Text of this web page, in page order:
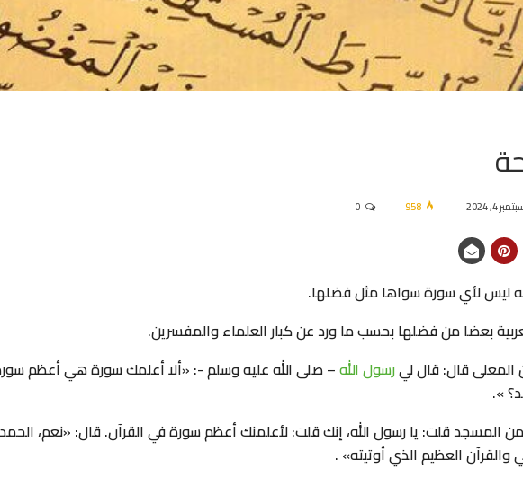
4, 2024
ليس لأي سورة سواها مثل فضلها.
بعضا من فضلها بحسب ما ورد عن كبار العلماء والمفسرين.
قال: قال ليرسول الله– صلى الله عليه وسلم -: «ألا أعلمك سورة هي أعظم
».
المسجد قلت: يا رسول الله، إنك قلت: لأعلمنك أعظم سورة في القرآن. قال: «نعم، الحمد
والقرآن العظيم الذي أوتيته» .